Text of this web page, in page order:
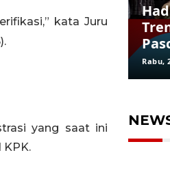
kata Juru
yang saat ini
Rabu,